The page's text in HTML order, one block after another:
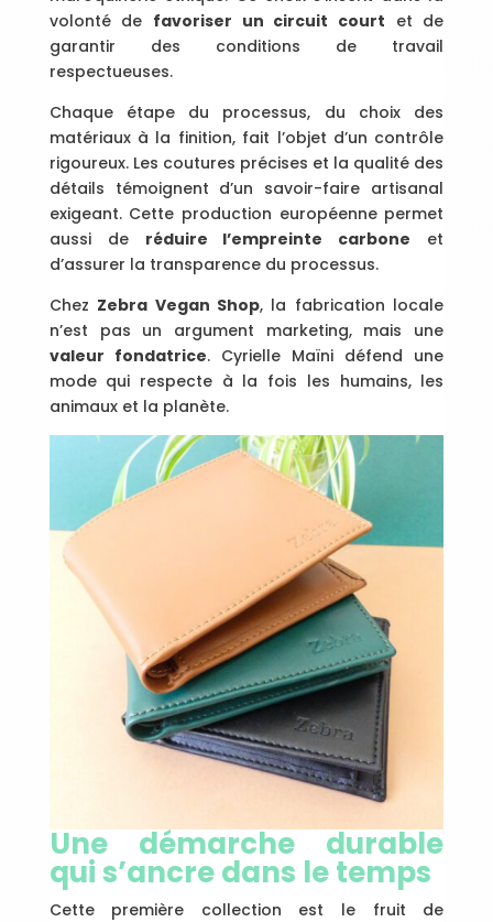
volonté de favoriser un circuit court et de
garantir des conditions de travail
respectueuses.
Chaque étape du processus, du choix des
matériaux à la finition, fait l’objet d’un contrôle
rigoureux. Les coutures précises et la qualité des
détails témoignent d’un savoir-faire artisanal
exigeant. Cette production européenne permet
aussi de réduire l’empreinte carbone et
d’assurer la transparence du processus.
Chez Zebra Vegan Shop, la fabrication locale
n’est pas un argument marketing, mais une
valeur fondatrice. Cyrielle Maïni défend une
mode qui respecte à la fois les humains, les
animaux et la planète.
Une démarche durable
qui s’ancre dans le temps
Cette première collection est le fruit de